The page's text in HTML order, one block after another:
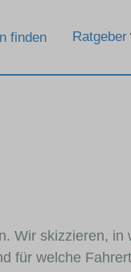
finden Ratgeber
Wir skizzieren,
für welche